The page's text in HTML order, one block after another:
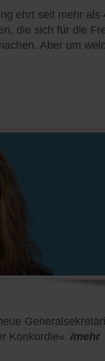
ehrt seit mehr als
die sich für die
Aber um
Konkordie« /mehr